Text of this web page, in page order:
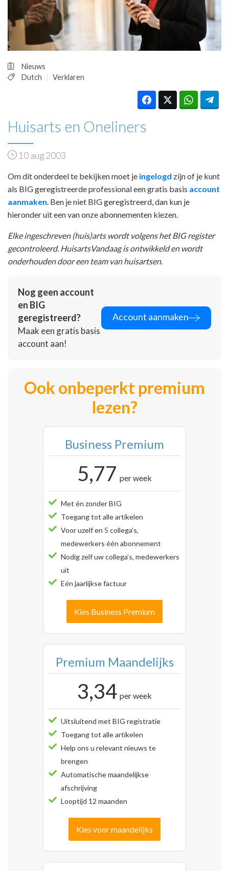
PRAKTIJKZAKEN
TARIEVEN
VPHUISARTSEN
INLOGGEN
Nieuws
Dutch
Verklaren
Huisarts en Oneliners
10 aug 2003
Om dit onderdeel te bekijken moet je ingelogd zijn of je kunt
als BIG geregistreerde professional een gratis basis account
aanmaken . Ben je niet BIG geregistreerd, dan kun je
hieronder uit een van onze abonnementen kiezen.
Elke ingeschreven (huis)arts wordt volgens het BIG register
gecontroleerd. HuisartsVandaag is ontwikkeld en wordt
onderhouden door een team van huisartsen.
Nog geen account
en BIG
geregistreerd?
Maak een gratis basis
account aan!
Account aanmaken
Ook onbeperkt premium
lezen?
Business Premium
5,77 per week
Met én zonder BIG
Toegang tot alle artikelen
Voor uzelf en 5 collega’s,
medewerkers één abonnement
Nodig zelf uw collega’s, medewerkers
uit
Eén jaarlijkse factuur
Kies Business Premium
Premium Maandelijks
3,34 per week
Uitsluitend met BIG registratie
Toegang tot alle artikelen
Help ons u relevant nieuws te
brengen
Automatische maandelijkse
afschrijving
Looptijd 12 maanden
Kies voor maandelijks